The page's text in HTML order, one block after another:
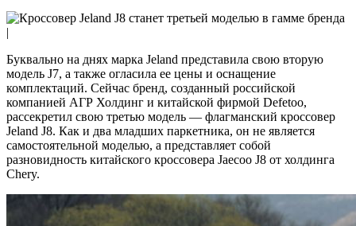
|
Буквально на днях марка Jeland представила свою вторую
модель J7, а также огласила ее цены и оснащение
комплектаций. Сейчас бренд, созданный российской
компанией АГР Холдинг и китайской фирмой Defetoo,
рассекретил свою третью модель — флагманский кроссовер
Jeland J8. Как и два младших паркетника, он не является
самостоятельной моделью, а представляет собой
разновидность китайского кроссовера Jaecoo J8 от холдинга
Chery.